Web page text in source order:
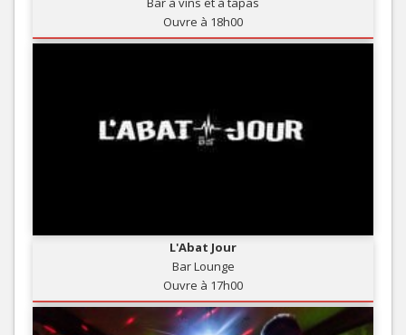
Ouvre à 18h00
L'Abat Jour
Bar Lounge
Ouvre à 17h00